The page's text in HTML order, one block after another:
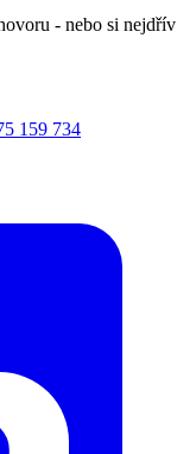
- nebo si nejdřív
159 734